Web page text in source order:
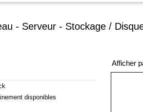
- Serveur - Stockage /
disponibles
Afficher